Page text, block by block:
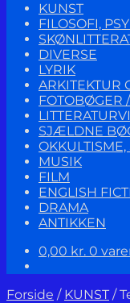
KUNST
FILOSOFI,
DIVERSE
LYRIK
ARKITEKTUR
FOTOBØGER
SJÆLDNE
MUSIK
FILM
ENGLISH
DRAMA
ANTIKKEN
0,00 kr. 0
Forside / KUNST /